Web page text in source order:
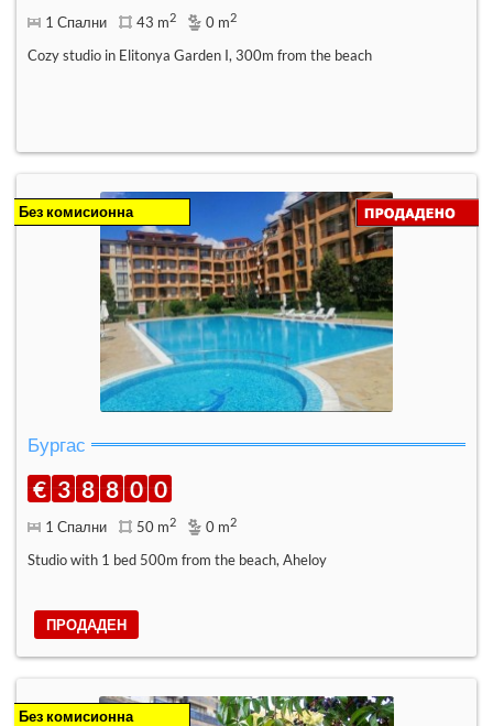
1 Спални 43 m2 0 m2
Cozy studio in Elitonya Garden I, 300m from the beach
Бургас
Без комисионна
€ 3 8 8 0 0
1 Спални 50 m2 0 m2
Studio with 1 bed 500m from the beach, Aheloy
ПРОДАДЕН
Без комисионна